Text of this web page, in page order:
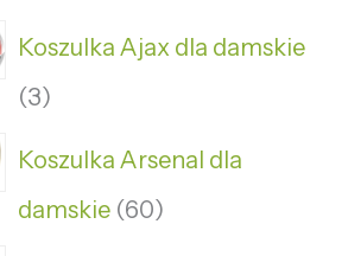
Koszulka Ajax dla damskie
3
Koszulka Arsenal dla
damskie 60